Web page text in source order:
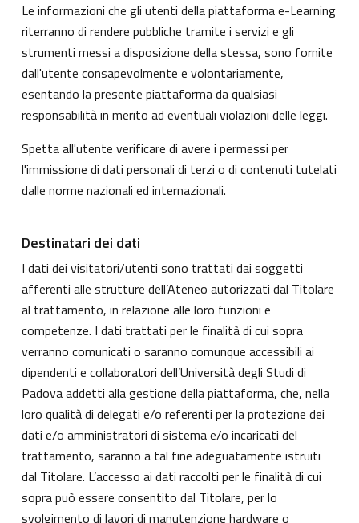
Le informazioni che gli utenti della piattaforma e-Learning
riterranno di rendere pubbliche tramite i servizi e gli
strumenti messi a disposizione della stessa, sono fornite
dall'utente consapevolmente e volontariamente,
esentando la presente piattaforma da qualsiasi
responsabilità in merito ad eventuali violazioni delle leggi.
Spetta all'utente verificare di avere i permessi per
l'immissione di dati personali di terzi o di contenuti tutelati
dalle norme nazionali ed internazionali.
Destinatari dei dati
I dati dei visitatori/utenti sono trattati dai soggetti
afferenti alle strutture dell’Ateneo autorizzati dal Titolare
al trattamento, in relazione alle loro funzioni e
competenze. I dati trattati per le finalità di cui sopra
verranno comunicati o saranno comunque accessibili ai
dipendenti e collaboratori dell’Università degli Studi di
Padova addetti alla gestione della piattaforma, che, nella
loro qualità di delegati e/o referenti per la protezione dei
dati e/o amministratori di sistema e/o incaricati del
trattamento, saranno a tal fine adeguatamente istruiti
dal Titolare. L’accesso ai dati raccolti per le finalità di cui
sopra può essere consentito dal Titolare, per lo
svolgimento di lavori di manutenzione hardware o